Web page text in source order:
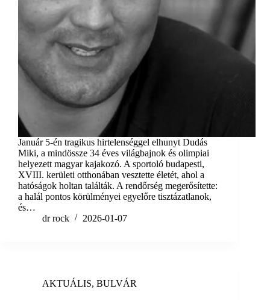
Január 5-én tragikus hirtelenséggel elhunyt Dudás
Miki, a mindössze 34 éves világbajnok és olimpiai
helyezett magyar kajakozó. A sportoló budapesti,
XVIII. kerületi otthonában vesztette életét, ahol a
hatóságok holtan találták. A rendőrség megerősítette:
a halál pontos körülményei egyelőre tisztázatlanok,
és…
dr rock
2026-01-07
AKTUÁLIS, BULVÁR